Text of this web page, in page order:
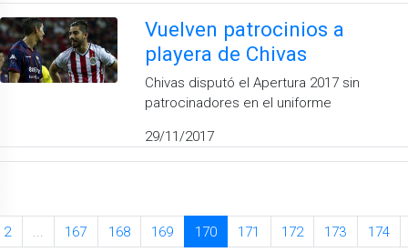
Vuelven patrocinios a
playera de Chivas
Chivas disputó el Apertura 2017 sin
patrocinadores en el uniforme
29/11/2017
2 167 168 169 170 171 172 173 174